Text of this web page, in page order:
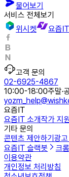
물어보기
서비스 전체보기
위시켓
요즘IT
고객 문의
02-6925-4867
10:00-18:00주말·
요즘IT
요즘IT 소개작가 지
기타 문의
콘텐츠 제안하기광
요즘IT 슬랙봇
크
이용약관
개인정보 처리방침